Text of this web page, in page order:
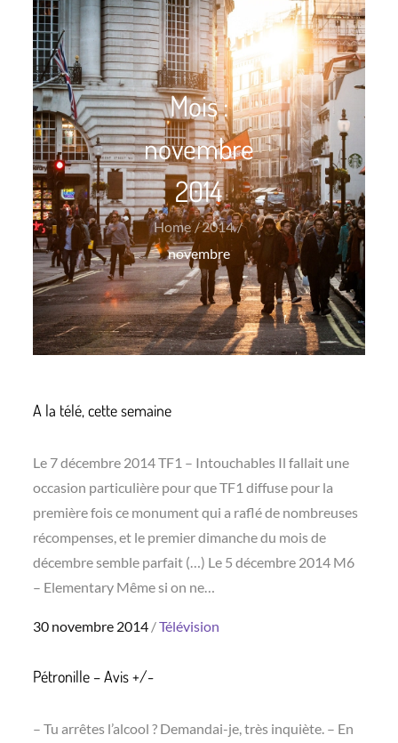
Mois :
novembre
2014
Home
2014
novembre
A la télé, cette semaine
Le 7 décembre 2014 TF1 – Intouchables Il fallait une
occasion particulière pour que TF1 diffuse pour la
première fois ce monument qui a raflé de nombreuses
récompenses, et le premier dimanche du mois de
décembre semble parfait (…) Le 5 décembre 2014 M6
– Elementary Même si on ne…
Posted
30 novembre 2014 Télévision
Pétronille – Avis +/-
– Tu arrêtes l’alcool ? Demandai-je, très inquiète. – En